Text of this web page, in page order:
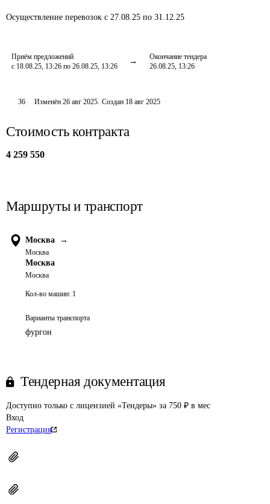
Осуществление перевозок с 27.08.25 по 31.12.25
Приём предложений
с 18.08.25, 13:26 по 26.08.25, 13:26
Окончание тендера
26.08.25, 13:26
36 Изменён26 авг 2025. Создан 18 авг 2025
Стоимость контракта
4 259 550
Маршруты и транспорт
Москва →
Москва
Москва
Москва
Кол-во машин: 1
Варианты транспорта
фургон
Тендерная документация
Доступно только с лицензией «Тендеры» за 750 ₽ в мес
Вход
Регистрация